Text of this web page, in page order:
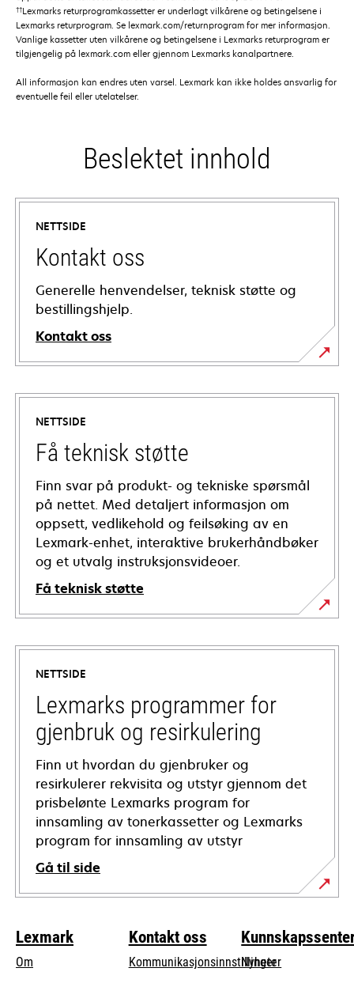
††Lexmarks returprogramkassetter er underlagt vilkårene og betingelsene i
Lexmarks returprogram. Se lexmark.com/returnprogram for mer informasjon.
Vanlige kassetter uten vilkårene og betingelsene i Lexmarks returprogram er
tilgjengelig på lexmark.com eller gjennom Lexmarks kanalpartnere.
All informasjon kan endres uten varsel. Lexmark kan ikke holdes ansvarlig for
eventuelle feil eller utelatelser.
Beslektet innhold
NETTSIDE
Kontakt oss
Generelle henvendelser, teknisk støtte og
bestillingshjelp.
Kontakt oss
NETTSIDE
Få teknisk støtte
Finn svar på produkt- og tekniske spørsmål
på nettet. Med detaljert informasjon om
oppsett, vedlikehold og feilsøking av en
Lexmark-enhet, interaktive brukerhåndbøker
og et utvalg instruksjonsvideoer.
Få teknisk støtte
opens
in
new
tab
NETTSIDE
Lexmarks programmer for
gjenbruk og resirkulering
Finn ut hvordan du gjenbruker og
resirkulerer rekvisita og utstyr gjennom det
prisbelønte Lexmarks program for
innsamling av tonerkassetter og Lexmarks
program for innsamling av utstyr
Gå til side
Lexmark
Om
Kontakt oss
Kommunikasjonsinnstillinger
Nyheter